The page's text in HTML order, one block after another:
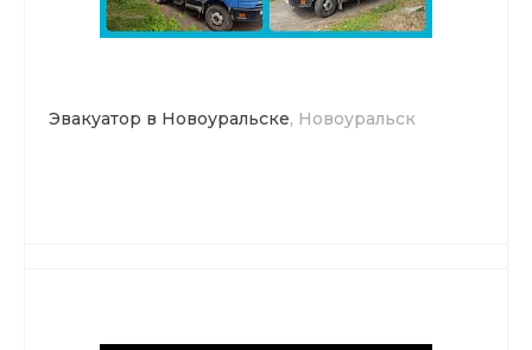
Эвакуатор в Новоуральске, Новоуральск